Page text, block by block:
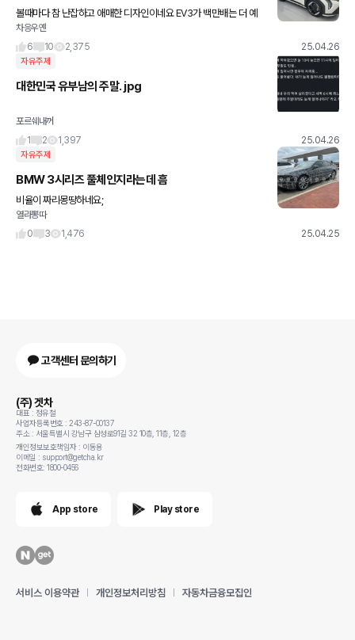
볼때마다 참 난잡하고 애매한 디자인이네요 EV3가 백만배는 더 예
쁜거 같아요 헤드램프랑 테일램프 간격이 너무 멀고 얇아서 그런가
차응우옌
6
10 2,375 25.04.26
자유주제
대한민국 유부남의 주말. jpg
포르쉐내꺼
1
2 1,397 25.04.26
자유주제
BMW 3시리즈 풀체인지라는데 흠
비율이 짜리몽땅하네요;
열라뽕따
0
3 1,476 25.04.25
고객센터 문의하기
(주) 겟차
대표 : 정유철
사업자등록번호 : 243-87-00137
주소 : 서울특별시 강남구 삼성로91길 32 10층, 11층, 12층
개인정보보호책임자 : 이동용
이메일 : support@getcha.kr
전화번호: 1800-0456
App store Play store
서비스 이용약관 개인정보처리방침 자동차금융모집인